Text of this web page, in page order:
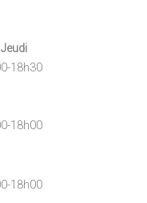
18h30
18h00
18h00